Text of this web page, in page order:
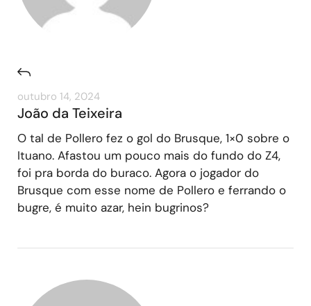
outubro 14, 2024
João da Teixeira
O tal de Pollero fez o gol do Brusque, 1×0 sobre o
Ituano. Afastou um pouco mais do fundo do Z4,
foi pra borda do buraco. Agora o jogador do
Brusque com esse nome de Pollero e ferrando o
bugre, é muito azar, hein bugrinos?